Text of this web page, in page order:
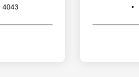
4043